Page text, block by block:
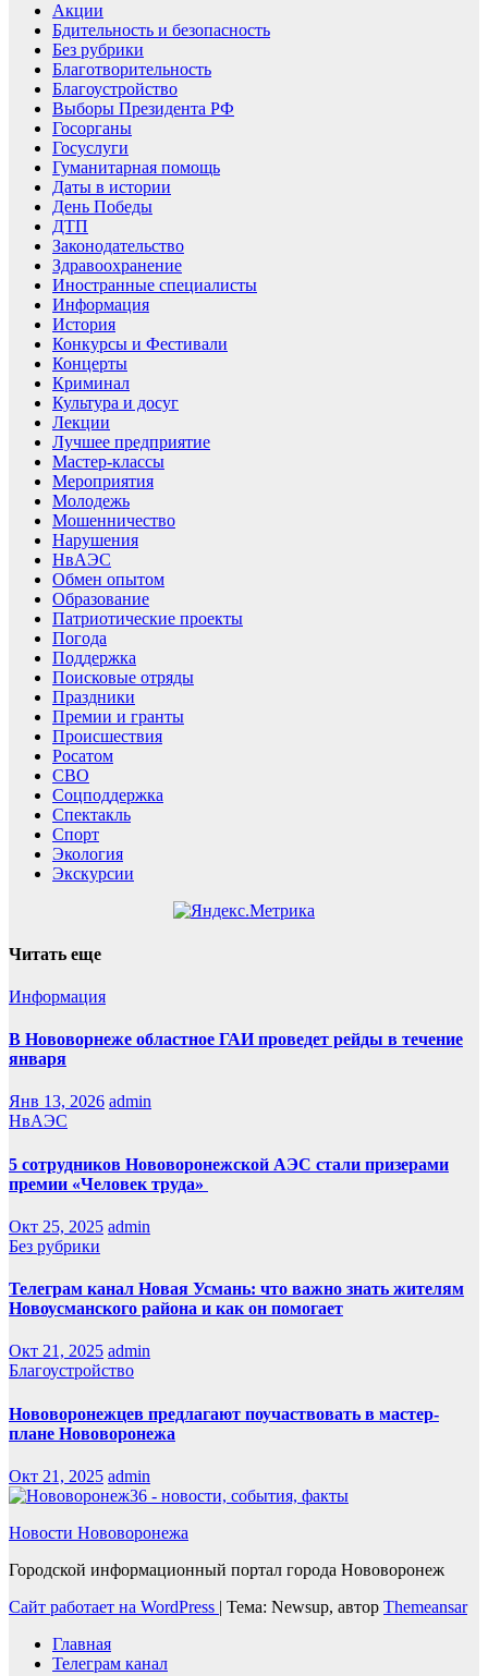
Акции
Бдительность и безопасность
Без рубрики
Благотворительность
Благоустройство
Выборы Президента РФ
Госорганы
Госуслуги
Гуманитарная помощь
Даты в истории
День Победы
ДТП
Законодательство
Здравоохранение
Иностранные специалисты
Информация
История
Конкурсы и Фестивали
Концерты
Криминал
Культура и досуг
Лекции
Лучшее предприятие
Мастер-классы
Мероприятия
Молодежь
Мошенничество
Нарушения
НвАЭС
Обмен опытом
Образование
Патриотические проекты
Погода
Поддержка
Поисковые отряды
Праздники
Премии и гранты
Происшествия
Росатом
СВО
Соцподдержка
Спектакль
Спорт
Экология
Экскурсии
Читать еще
Информация
В Нововорнеже областное ГАИ проведет рейды в течение
января
Янв 13, 2026 admin
НвАЭС
5 сотрудников Нововоронежской АЭС стали призерами
премии «Человек труда»
Окт 25, 2025 admin
Без рубрики
Телеграм канал Новая Усмань: что важно знать жителям
Новоусманского района и как он помогает
Окт 21, 2025 admin
Благоустройство
Нововоронежцев предлагают поучаствовать в мастер-
плане Нововоронежа
Окт 21, 2025 admin
Новости Нововоронежа
Городской информационный портал города Нововоронеж
Сайт работает на WordPress | Тема: Newsup, автор Themeansar
Главная
Телеграм канал